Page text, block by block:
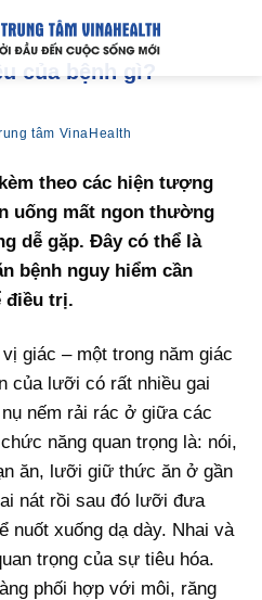
của bệnh gì?
tâm VinaHealth
theo các hiện tượng
uống mất ngon thường
dễ gặp. Đây có thể là
bệnh nguy hiểm cần
điều trị.
giác – một trong năm giác
của lưỡi có rất nhiều gai
nếm rải rác ở giữa các
năng quan trọng là: nói,
ăn, lưỡi giữ thức ăn ở gần
nát rồi sau đó lưỡi đưa
nuốt xuống dạ dày. Nhai và
trọng của sự tiêu hóa.
phối hợp với môi, răng